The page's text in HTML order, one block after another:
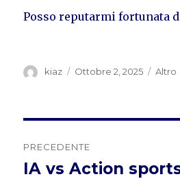
Posso reputarmi fortunata
Autore
kiaz
Pubblicato
Ottobre 2, 2025 Altro
articoli
PRECEDENTE
Articolo
IA vs Action